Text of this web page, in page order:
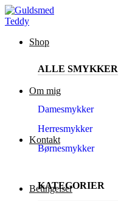
Shop
ALLE SMYKKER
Damesmykker
Herresmykker
Børnesmykker
KATEGORIER
Om mig
Kontakt
Betingelser